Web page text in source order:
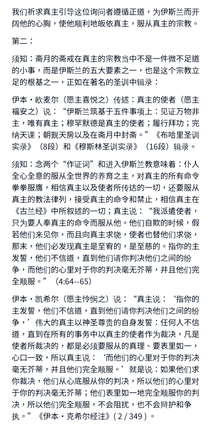
我们祈求真主引导这位询问者遵循正道，为伊斯兰而开
阔他的心胸，使他顺利地皈依真主，服从真主的宗教。
第二：
须知：斋月的斋戒在真主的宗教当中不是一件微不足道
的小事，而是伊斯兰的五大要素之一，也是这个宗教立
足的根基之一，正如在著名的圣训中辑录：
伊本·欧麦尔（愿主喜悦之）传述：真主的使者（愿主
福安之）说：“伊斯兰筑基于五件事项上：见证万物非
主，唯有真主；穆罕默德是真主的使者；履行拜功；完
纳天课；朝觐天房以及在斋月中封斋。”《布哈里圣训
实录》（8段）和《穆斯林圣训实录》（16段）辑录。
须知：念两个“作证词”和进入伊斯兰教意味着：仆人
全心全意的服从全世界的养育之主，对真主的所有命令
拳拳服膺，相信真主以及使者所传达的一切，还要服从
真主的教法律列，接受真主的命令和禁止，相信真主在
《古兰经》中所叙述的一切；真主说：“我派遣使者，
只为要人奉真主的命令而服从他。他们自欺的时候，假
若他们来见你，而且向真主求饶，使者也替他们求饶，
那末，他们必发现真主是至宥的，是至慈的。指你的主
发誓，他们不信道，直到他们请你判决他们之间的纷
争，而他们的心里对于你的判决毫无芥蒂，并且他们完
全顺服。”（4:64--65）
伊本·凯希尔（愿主怜悯之）说：“真主说：‘指你的
主发誓，他们不信道，直到他们请你判决他们之间的纷
争，’伟大的真主以神圣尊贵的自身发誓：任何人不信
道，直到在所有的事务中以真主的使者作为裁决，凡是
使者所裁决的，都是必须要服从的真理、要表里如一，
心口一致，所以真主说：‘而他们的心里对于你的判决
毫无芥蒂，并且他们完全顺服。’就是说：如果他们求
你裁决，他们从心底服从你的判决，所以他们的心里对
于你的判决毫无芥蒂；他们表里如一地完全顺服你的判
决，所以他们完全顺服，不会阻扰，也不会辩护和争
执。”《伊本·克希尔经注》( 2 / 349 ) 。